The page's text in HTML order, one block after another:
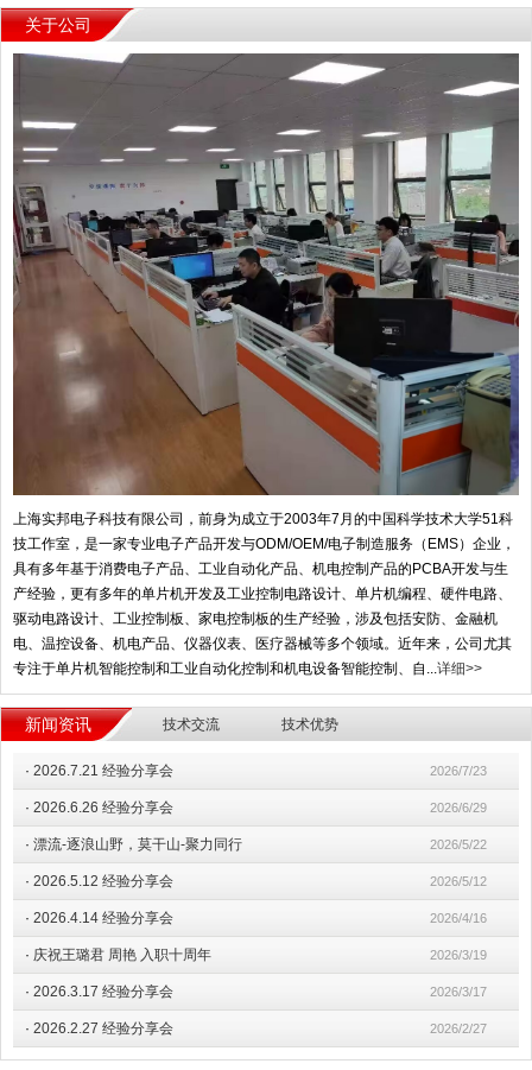
关于公司
上海实邦电子科技有限公司，前身为成立于2003年7月的中国科学技术大学51科
技工作室，是一家专业电子产品开发与ODM/OEM/电子制造服务（EMS）企业，
具有多年基于消费电子产品、工业自动化产品、机电控制产品的PCBA开发与生
产经验，更有多年的单片机开发及工业控制电路设计、单片机编程、硬件电路、
驱动电路设计、工业控制板、家电控制板的生产经验，涉及包括安防、金融机
电、温控设备、机电产品、仪器仪表、医疗器械等多个领域。近年来，公司尤其
专注于单片机智能控制和工业自动化控制和机电设备智能控制、自...详细>>
新闻资讯 技术交流 技术优势
· 2026.7.21 经验分享会 2026/7/23
· 2026.6.26 经验分享会 2026/6/29
· 漂流-逐浪山野，莫干山-聚力同行 2026/5/22
· 2026.5.12 经验分享会 2026/5/12
· 2026.4.14 经验分享会 2026/4/16
· 庆祝王璐君 周艳 入职十周年 2026/3/19
· 2026.3.17 经验分享会 2026/3/17
· 2026.2.27 经验分享会 2026/2/27